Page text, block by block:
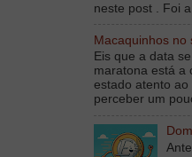
neste post . Foi
Macaquinhos no
Eis que a data
maratona está a
estado atento
perceber um